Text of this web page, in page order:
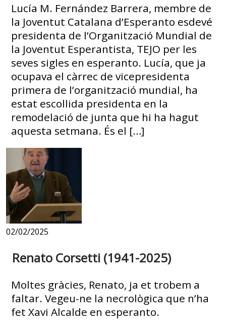
Lucía M. Fernández Barrera, membre de
la Joventut Catalana d’Esperanto esdevé
presidenta de l’Organització Mundial de
la Joventut Esperantista, TEJO per les
seves sigles en esperanto. Lucía, que ja
ocupava el càrrec de vicepresidenta
primera de l’organització mundial, ha
estat escollida presidenta en la
remodelació de junta que hi ha hagut
aquesta setmana. És el […]
02/02/2025
Renato Corsetti (1941-2025)
Moltes gràcies, Renato, ja et trobem a
faltar. Vegeu-ne la necrològica que n’ha
fet Xavi Alcalde en esperanto.